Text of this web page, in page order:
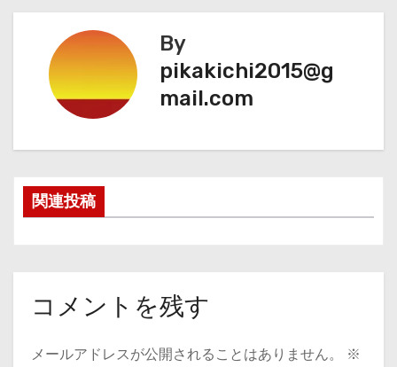
By
pikakichi2015@g
mail.com
関連投稿
コメントを残す
メールアドレスが公開されることはありません。
※